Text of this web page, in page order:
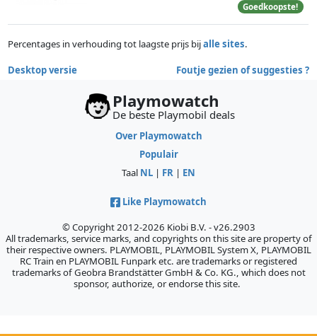
Goedkoopste!
Percentages in verhouding tot laagste prijs bijalle sites.
Desktop versie Foutje gezien of suggesties ?
Playmowatch
De beste Playmobil deals
Over Playmowatch
Populair
Taal NL | FR | EN
Like Playmowatch
© Copyright 2012-2026 Kiobi B.V. - v26.2903
All trademarks, service marks, and copyrights on this site are property of
their respective owners. PLAYMOBIL, PLAYMOBIL System X, PLAYMOBIL
RC Train en PLAYMOBIL Funpark etc. are trademarks or registered
trademarks of Geobra Brandstätter GmbH & Co. KG., which does not
sponsor, authorize, or endorse this site.